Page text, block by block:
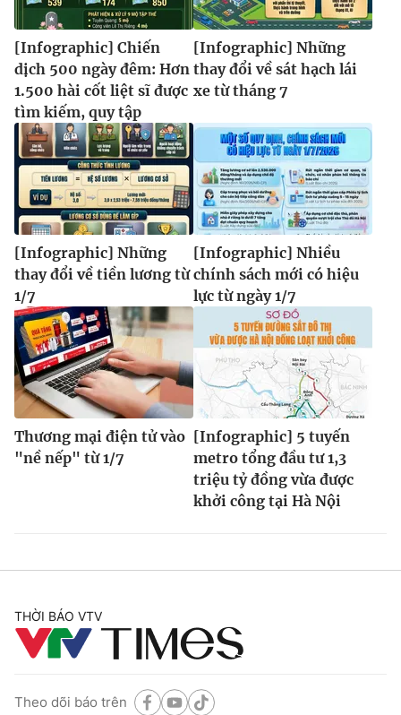
Ðiện thoại Thời báo VTV:024.66 897 897
Email:toasoan@vtv.vn
Liên hệ quảng cáo:024-7300.7108
® Cấm sao chép dưới mọi hình thức nếu không có sự chấp
thuận bằng văn bản. Ghi rõ nguồn VTV.vn khi phát hành lại
thông tin từ website này.
[Infographic] Chiến
dịch 500 ngày đêm: Hơn
1.500 hài cốt liệt sĩ được
tìm kiếm, quy tập
[Infographic] Những
thay đổi về sát hạch lái
xe từ tháng 7
[Infographic] Những
thay đổi về tiền lương từ
1/7
[Infographic] Nhiều
chính sách mới có hiệu
lực từ ngày 1/7
Thương mại điện tử vào
"nề nếp" từ 1/7
[Infographic] 5 tuyến
metro tổng đầu tư 1,3
triệu tỷ đồng vừa được
khởi công tại Hà Nội
THỜI BÁO VTV
Theo dõi báo trên